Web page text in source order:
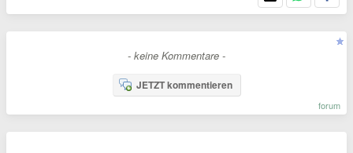
- keine Kommentare -
JETZT kommentieren
forum